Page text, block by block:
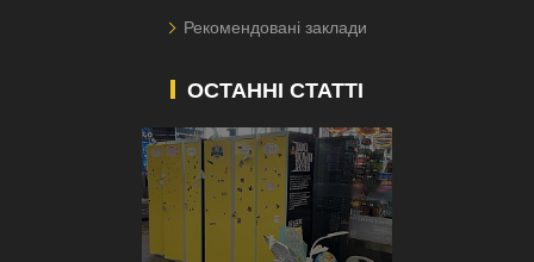
Рекомендовані заклади
ОСТАННІ СТАТТІ